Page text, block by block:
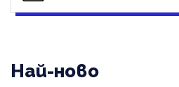
Най-ново